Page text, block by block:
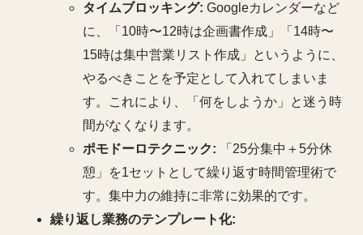
タイムブロッキング: Googleカレンダーなど
に、「10時〜12時は企画書作成」「14時〜
15時は集中営業リスト作成」というように、
やるべきことを予定として入れてしまいま
す。これにより、「何をしようか」と迷う時
間がなくなります。
ポモドーロテクニック: 「25分集中＋5分休
憩」を1セットとして繰り返す時間管理術で
す。集中力の維持に非常に効果的です。
繰り返し業務のテンプレート化: